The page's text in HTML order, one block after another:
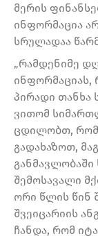
მერის
ინფორმაცია
სრულადაა
„რამდენიმე
ინფორმაციას,
პირადი თანხა
ვითომ
ცდილობთ, რომ
გადახაზოთ,
შემოსავალი
ორი წლის წინ
შვეიცარიის
ჩანდა, რომ